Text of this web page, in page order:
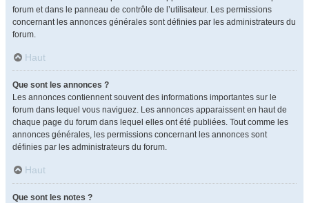
forum et dans le panneau de contrôle de l’utilisateur. Les permissions
concernant les annonces générales sont définies par les administrateurs du
forum.
Haut
Que sont les annonces ?
Les annonces contiennent souvent des informations importantes sur le
forum dans lequel vous naviguez. Les annonces apparaissent en haut de
chaque page du forum dans lequel elles ont été publiées. Tout comme les
annonces générales, les permissions concernant les annonces sont
définies par les administrateurs du forum.
Haut
Que sont les notes ?